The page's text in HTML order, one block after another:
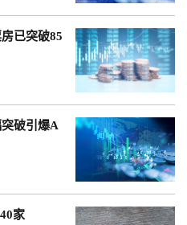
已突破85
破引爆A
家